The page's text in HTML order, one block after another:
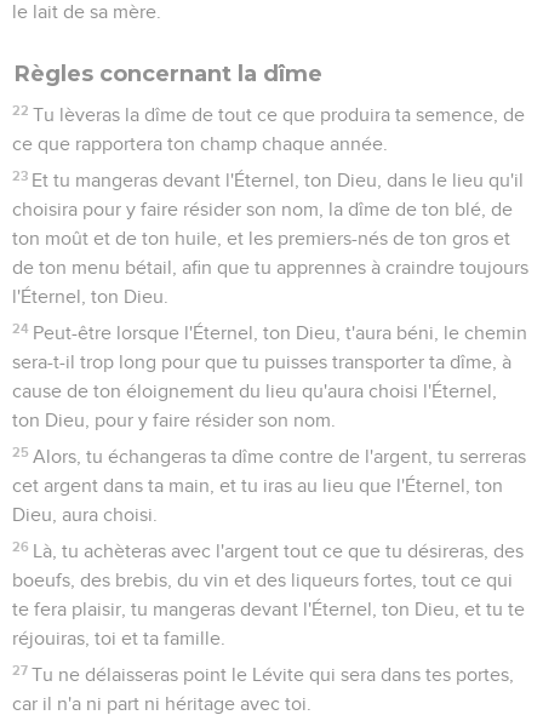
le lait de sa mère.
Règles concernant la dîme
22 Tu lèveras la dîme de tout ce que produira ta semence, de
ce que rapportera ton champ chaque année.
23 Et tu mangeras devant l'Éternel, ton Dieu, dans le lieu qu'il
choisira pour y faire résider son nom, la dîme de ton blé, de
ton moût et de ton huile, et les premiers-nés de ton gros et
de ton menu bétail, afin que tu apprennes à craindre toujours
l'Éternel, ton Dieu.
24 Peut-être lorsque l'Éternel, ton Dieu, t'aura béni, le chemin
sera-t-il trop long pour que tu puisses transporter ta dîme, à
cause de ton éloignement du lieu qu'aura choisi l'Éternel,
ton Dieu, pour y faire résider son nom.
25 Alors, tu échangeras ta dîme contre de l'argent, tu serreras
cet argent dans ta main, et tu iras au lieu que l'Éternel, ton
Dieu, aura choisi.
26 Là, tu achèteras avec l'argent tout ce que tu désireras, des
boeufs, des brebis, du vin et des liqueurs fortes, tout ce qui
te fera plaisir, tu mangeras devant l'Éternel, ton Dieu, et tu te
réjouiras, toi et ta famille.
27 Tu ne délaisseras point le Lévite qui sera dans tes portes,
car il n'a ni part ni héritage avec toi.